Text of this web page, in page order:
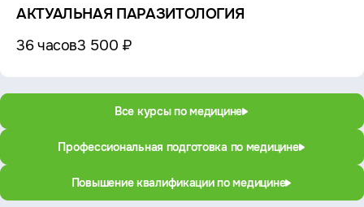
АКТУАЛЬНАЯ ПАРАЗИТОЛОГИЯ
36 часов3 500 ₽
Все курсы по медицине
Профессиональная подготовка по медицине
Повышение квалификации по медицине